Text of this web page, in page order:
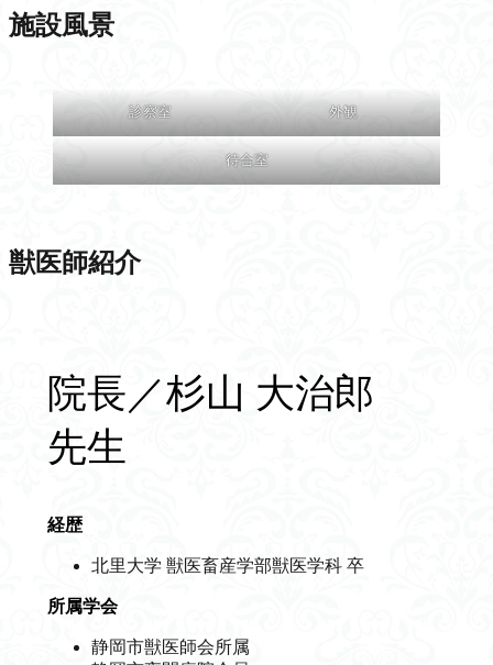
施設風景
診察室 外観
待合室
獣医師紹介
院長／杉山 大治郎
先生
経歴
北里大学 獣医畜産学部獣医学科 卒
所属学会
静岡市獣医師会所属